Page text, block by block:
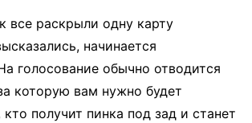
все раскрыли одну карту
начинается
голосование обычно отводится
которую вам нужно будет
кто получит пинка под зад и станет